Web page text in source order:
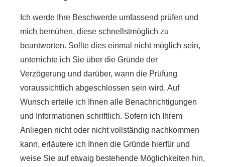
Ich werde Ihre Beschwerde umfassend prüfen und
mich bemühen, diese schnellstmöglich zu
beantworten. Sollte dies einmal nicht möglich sein,
unterrichte ich Sie über die Gründe der
Verzögerung und darüber, wann die Prüfung
voraussichtlich abgeschlossen sein wird. Auf
Wunsch erteile ich Ihnen alle Benachrichtigungen
und Informationen schriftlich. Sofern ich Ihrem
Anliegen nicht oder nicht vollständig nachkommen
kann, erläutere ich Ihnen die Gründe hierfür und
weise Sie auf etwaig bestehende Möglichkeiten hin,